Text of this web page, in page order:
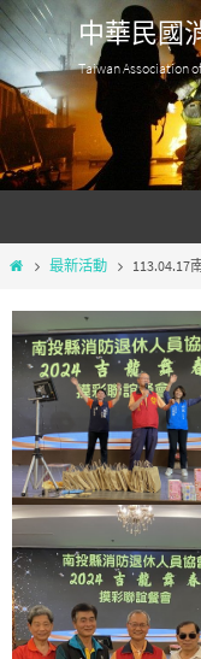
Skip
to
content
中華民國
Taiwan Association
Home最新活動 113.04.17